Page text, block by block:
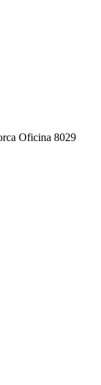
Oficina 8029